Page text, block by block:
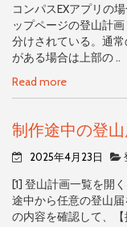
コンパスEXアプリの
ップページの登山計
分けされている。通
がある場合は上部の ..
Read more
制作途中の登山
2025年4月23日
[1] 登山計画一覧を開
途中から任意の登山
の内容を確認して、